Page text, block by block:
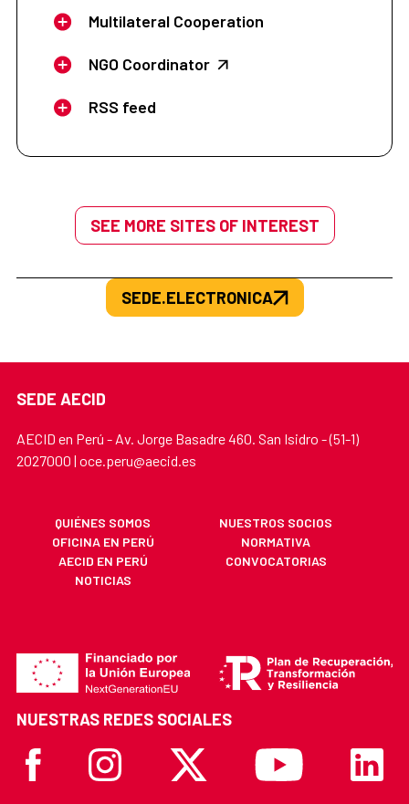
Multilateral Cooperation
NGO Coordinator
RSS feed
SEE MORE SITES OF INTEREST
SEDE.ELECTRONICA
SEDE AECID
AECID en Perú - Av. Jorge Basadre 460. San Isidro - (51-1)
2027000 | oce.peru@aecid.es
QUIÉNES SOMOS
NUESTROS SOCIOS
OFICINA EN PERÚ
NORMATIVA
AECID EN PERÚ
CONVOCATORIAS
NOTICIAS
NUESTRAS REDES SOCIALES
FacebookInstagram X Youtube Linkedin